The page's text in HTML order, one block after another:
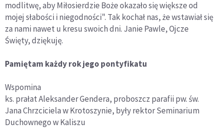
modlitwę, aby Miłosierdzie Boże okazało się większe od
mojej słabości i niegodności". Tak kochał nas, że wstawiał się
za nami nawet u kresu swoich dni. Janie Pawle, Ojcze
Święty, dziękuję.
Pamiętam każdy rok jego pontyfikatu
Wspomina
ks. prałat Aleksander Gendera, proboszcz parafii pw. św.
Jana Chrzciciela w Krotoszynie, były rektor Seminarium
Duchownego w Kaliszu